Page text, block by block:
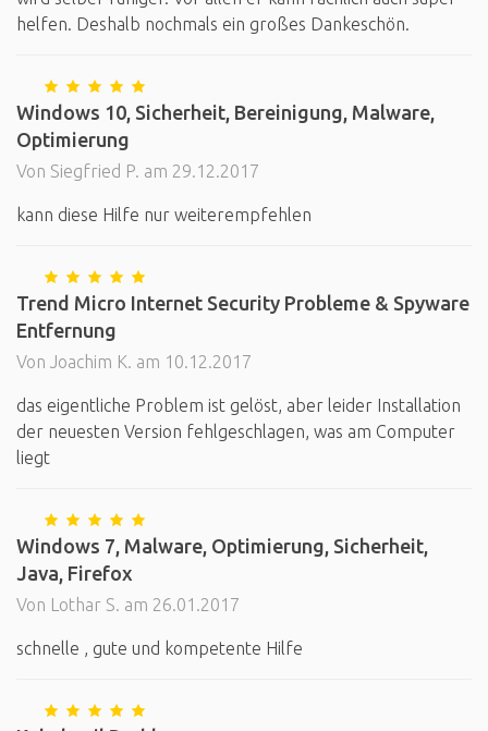
helfen. Deshalb nochmals ein großes Dankeschön.
Windows 10, Sicherheit, Bereinigung, Malware,
Optimierung
Von Siegfried P. am 29.12.2017
kann diese Hilfe nur weiterempfehlen
Trend Micro Internet Security Probleme & Spyware
Entfernung
Von Joachim K. am 10.12.2017
das eigentliche Problem ist gelöst, aber leider Installation
der neuesten Version fehlgeschlagen, was am Computer
liegt
Windows 7, Malware, Optimierung, Sicherheit,
Java, Firefox
Von Lothar S. am 26.01.2017
schnelle , gute und kompetente Hilfe